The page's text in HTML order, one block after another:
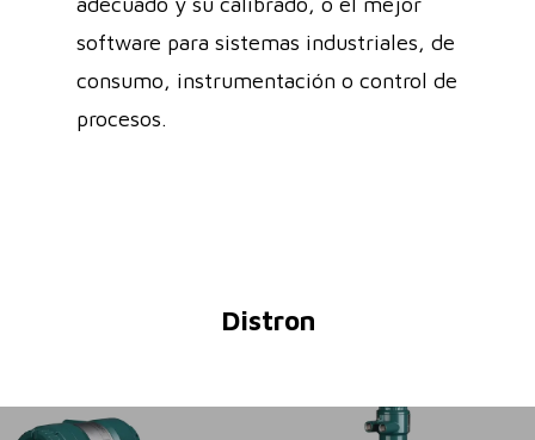
software para sistemas industriales, de
consumo, instrumentación o control de
procesos.
Distron